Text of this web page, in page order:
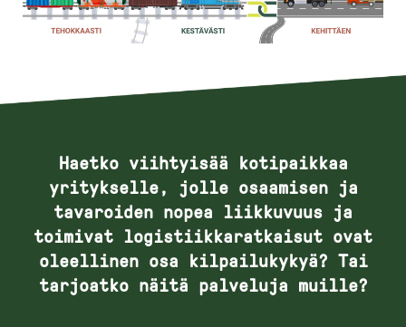
Haetko viihtyisää kotipaikkaa
yritykselle, jolle osaamisen ja
tavaroiden nopea liikkuvuus ja
toimivat logistiikkaratkaisut ovat
oleellinen osa kilpailukykyä? Tai
tarjoatko näitä palveluja muille?